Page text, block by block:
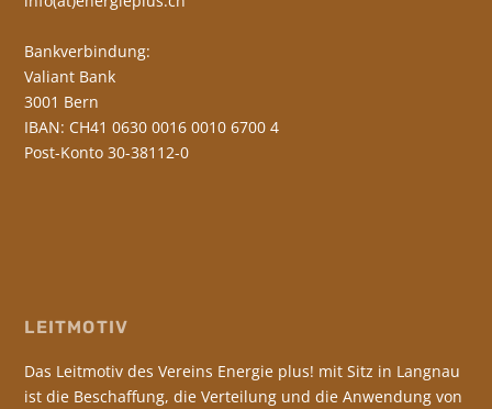
Bankverbindung:
Valiant Bank
3001 Bern
IBAN: CH41 0630 0016 0010 6700 4
Post-Konto 30-38112-0
LEITMOTIV
Das Leitmotiv des Vereins Energie plus! mit Sitz in Langnau
ist die Beschaffung, die Verteilung und die Anwendung von